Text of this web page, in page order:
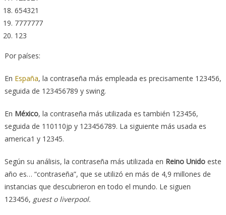
654321
7777777
123
Por países:
En España, la contraseña más empleada es precisamente 123456,
seguida de 123456789 y swing.
En México, la contraseña más utilizada es también 123456,
seguida de 110110jp y 123456789. La siguiente más usada es
america1 y 12345.
Según su análisis, la contraseña más utilizada en Reino Unidoeste
año es… “contraseña”, que se utilizó en más de 4,9 millones de
instancias que descubrieron en todo el mundo. Le siguen
123456, guest o liverpool.